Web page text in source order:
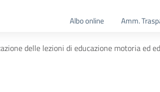
Albo online Amm.
delle lezioni di educazione motoria ed